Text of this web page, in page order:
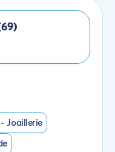
Joaillerie